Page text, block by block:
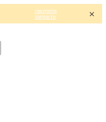
смотреть
запчасти